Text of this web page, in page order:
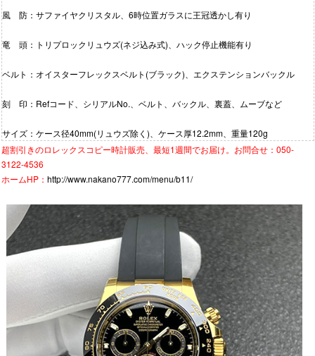
風 防：サファイヤクリスタル、6時位置ガラスに王冠透かし有り
竜 頭：トリプロックリュウズ(ネジ込み式)、ハック停止機能有り
ベルト：オイスターフレックスベルト(ブラック)、エクステンションバックル
刻 印：Refコード、シリアルNo.、ベルト、バックル、裏蓋、ムーブなど
サイズ：ケース径40mm(リュウズ除く)、ケース厚12.2mm、重量120g
超割引きのロレックスコピー時計販売、最短1週間でお届け。お問合せ：050-
3122-4536
ホームHP： http://www.nakano777.com/menu/b11/